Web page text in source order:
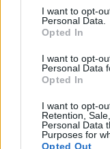
consent section.
I want to opt-
Personal Data.
Opted In
I want to opt-
Personal Data
Opted In
I want to opt-
Retention,
Personal Data
Purposes for
Opted Out
δυσκολεύει η
Γκουαρδιόλα.